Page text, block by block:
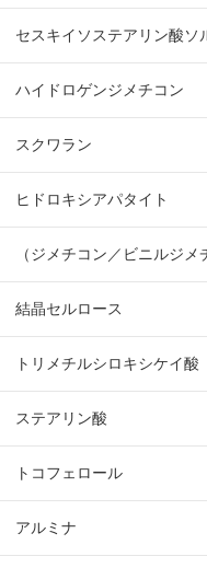
セスキイソステアリン酸ソ
ハイドロゲンジメチコン
スクワラン
ヒドロキシアパタイト
（ジメチコン／ビニルジ
結晶セルロース
トリメチルシロキシケイ酸
ステアリン酸
トコフェロール
アルミナ